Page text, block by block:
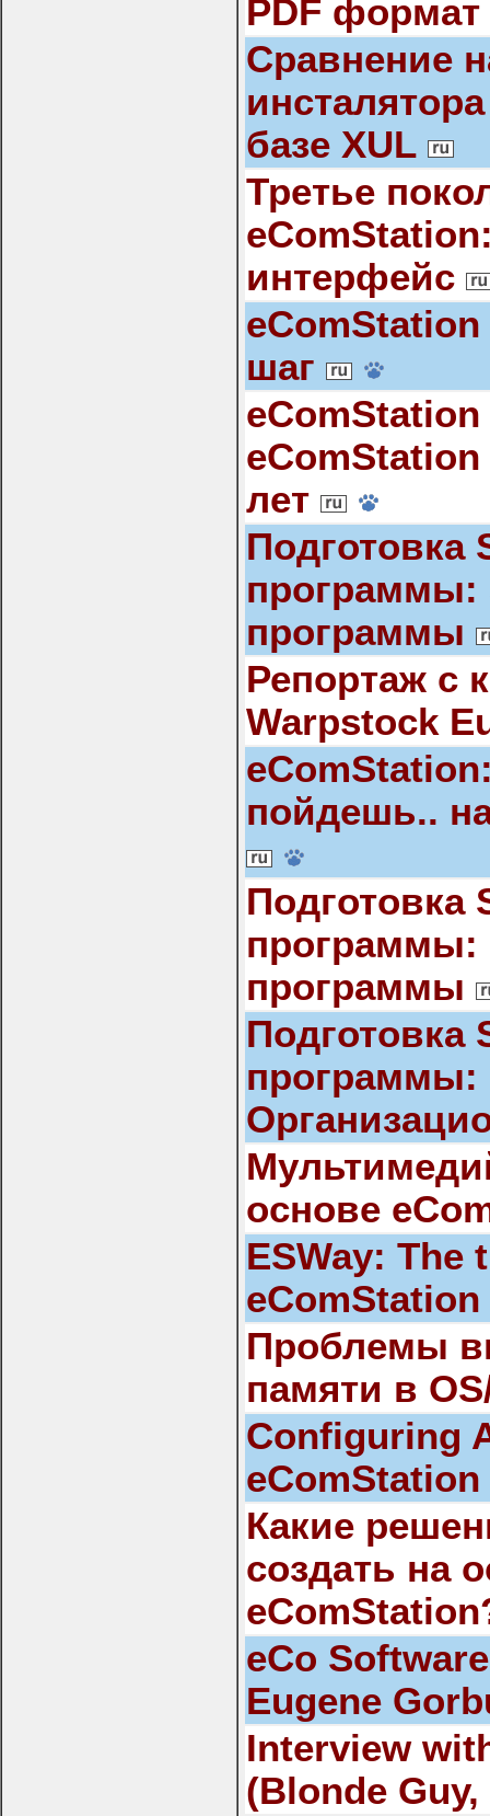
PDF формат
Сравнение
базе XUL
Третье
интерфейс
шаг
eComStation
лет
Подготовка
программы:
программы
Репортаж с
Warpstock
пойдешь..
Подготовка
программы:
программы
Подготовка
программы:
основе
ESWay: The
eComStation
Проблемы
памяти в
Configuring
eComStation
Какие
создать на
eCo
Eugene
Interview
(Blonde Guy,